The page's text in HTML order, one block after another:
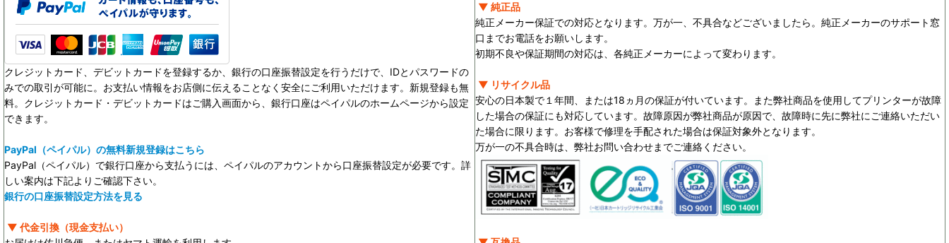
クレジットカード、デビットカードを登録するか、銀行の口座振替設定を行うだけで、IDとパスワードの
みでの取引が可能に。お支払い情報をお店側に伝えることなく安全にご利用いただけます。新規登録も無
料。クレジットカード・デビットカードはご購入画面から、銀行口座はペイパルのホームページから設定
できます。
PayPal（ペイパル）の無料新規登録はこちら
PayPal（ペイパル）で銀行口座から支払うには、ペイパルのアカウントから口座振替設定が必要です。詳
しい案内は下記よりご確認下さい。
銀行の口座振替設定方法を見る
▼ 代金引換（現金支払い）
▼ 純正品
純正メーカー保証での対応となります。万が一、不具合などございましたら。純正メーカーのサポート窓
口までお電話をお願いします。
初期不良や保証期間の対応は、各純正メーカーによって変わります。
▼ リサイクル品
安心の日本製で１年間、または18ヵ月の保証が付いています。また弊社商品を使用してプリンターが故障
した場合の保証にも対応しています。故障原因が弊社商品が原因で、故障時に先に弊社にご連絡いただい
た場合に限ります。お客様で修理を手配された場合は保証対象外となります。
万が一の不具合時は、弊社お問い合わせまでご連絡ください。